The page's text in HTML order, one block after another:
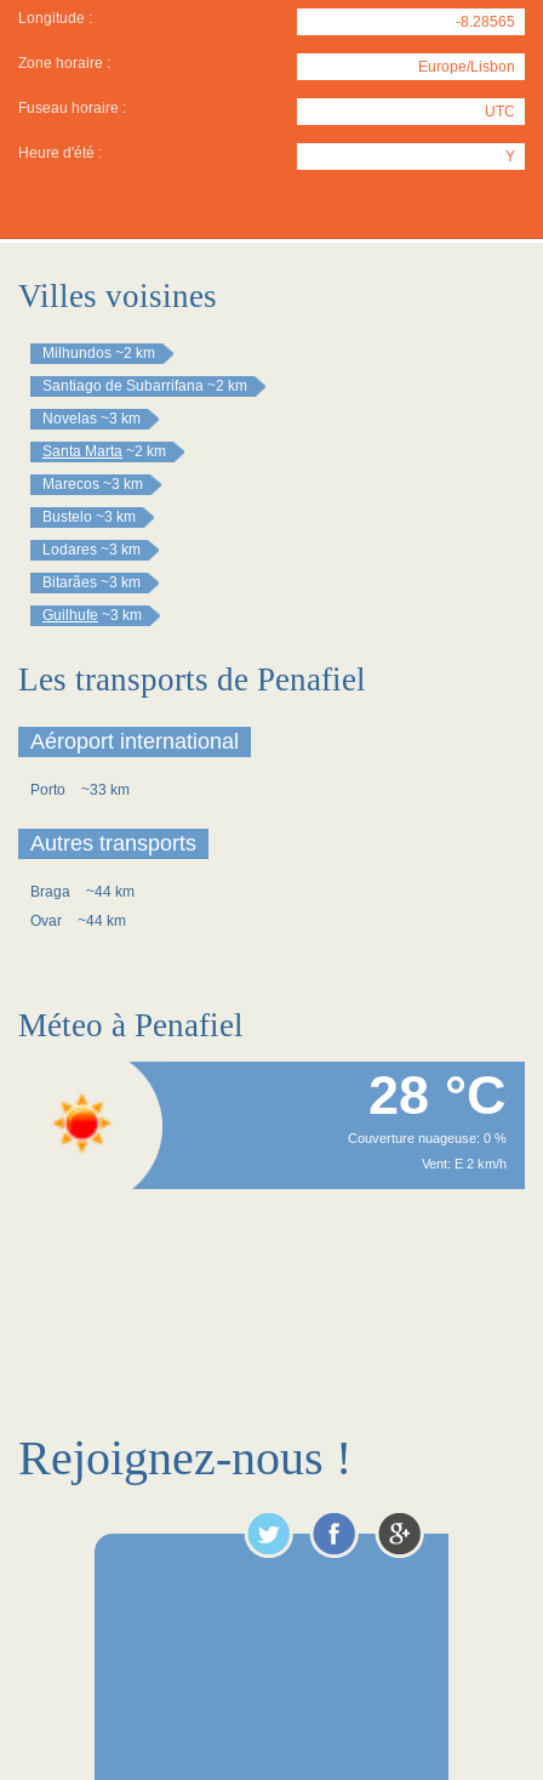
Longitude : -8.28565
Zone horaire : Europe/Lisbon
Fuseau horaire : UTC
Heure d'été : Y
Villes voisines
Milhundos ~2 km
Santiago de Subarrifana ~2 km
Novelas ~3 km
Santa Marta ~2 km
Marecos ~3 km
Bustelo ~3 km
Lodares ~3 km
Bitarães ~3 km
Guilhufe ~3 km
Les transports de Penafiel
Aéroport international
Porto ~33 km
Autres transports
Braga
~44 km
Ovar
~44 km
Méteo à Penafiel
28 °C
Couverture nuageuse: 0 %
Vent: E 2 km/h
Rejoignez-nous !